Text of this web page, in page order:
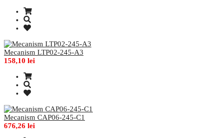
Mecanism LTP02-245-A3
158,10 lei
Mecanism CAP06-245-C1
676,26 lei